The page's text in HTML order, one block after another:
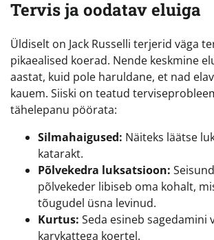
Tervis ja oodatav eluiga
Üldiselt on Jack Russelli terjerid väga
pikaealised koerad. Nende keskmine
aastat, kuid pole haruldane, et nad
kauem. Siiski on teatud
tähelepanu pöörata:
Silmahaigused: Näiteks läätse
katarakt.
Põlvekedra luksatsioon:
põlvekeder libiseb oma kohalt,
tõugudel üsna levinud.
Kurtus: Seda esineb sagedamini
karvkattega koertel.